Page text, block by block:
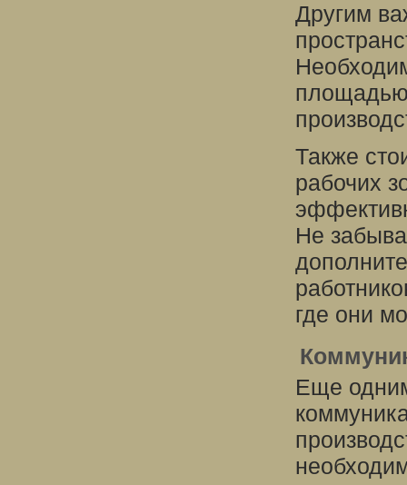
Другим
Также
рабочих
Не
где они
Еще